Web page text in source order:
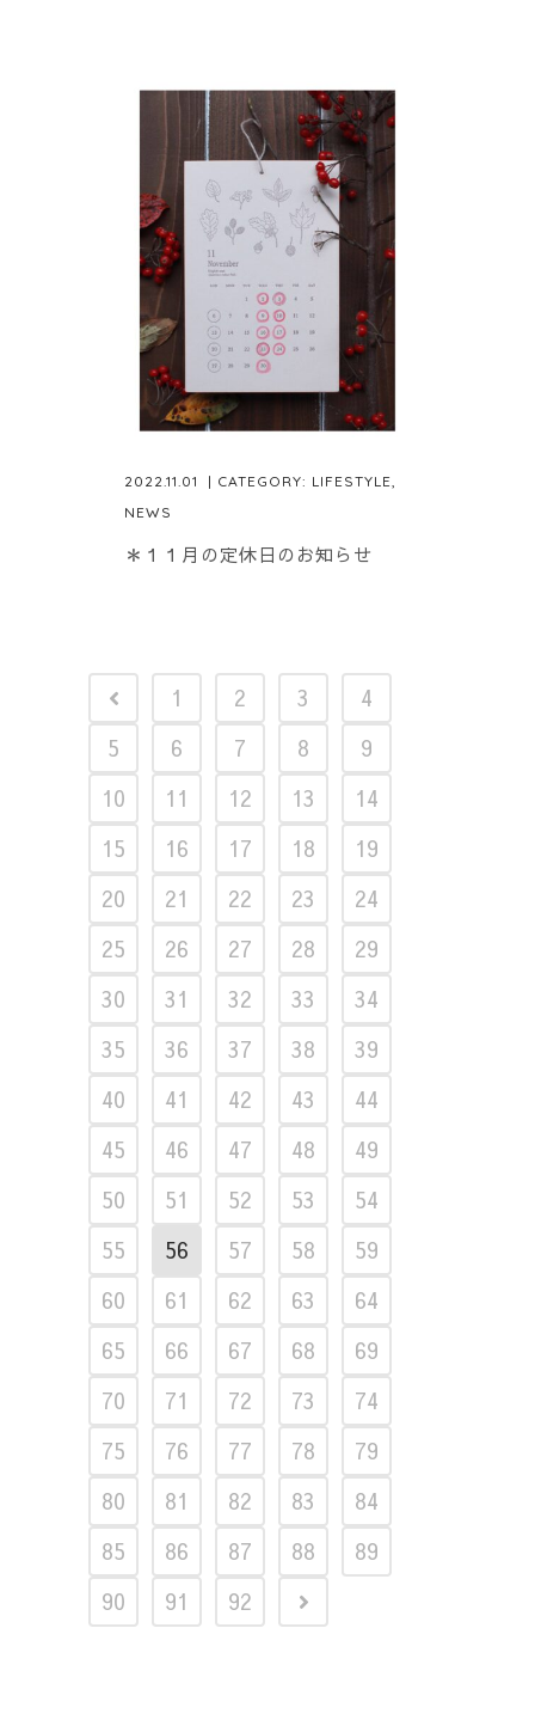
2022.11.01 | CATEGORY: LIFESTYLE,
NEWS
＊１１月の定休日のお知らせ
1 2 3
4
5
6 7 8
9
10
11 12 13
14
15
16 17 18
19
20
21 22 23
24
25
26 27 28
29
30
31 32 33
34
35
36 37 38
39
40
41 42 43
44
45
46 47 48
49
50
51 52 53
54
55
56 57 58
59
60
61 62 63
64
65
66 67 68
69
70
71 72 73
74
75
76 77 78
79
80
81 82 83
84
85
86 87 88
89
90
91 92